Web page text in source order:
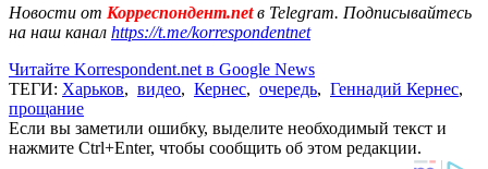
Новости от Корреспондент.netв Telegram. Подписывайтесь
на наш канал https://t.me/korrespondentnet
Читайте Korrespondent.net в Google News
ТЕГИ: Харьков, видео, Кернес, очередь, Геннадий Кернес,
прощание
Если вы заметили ошибку, выделите необходимый текст и
нажмите Ctrl+Enter, чтобы сообщить об этом редакции.